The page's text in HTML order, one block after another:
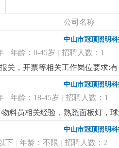
公司名称
中山市冠顶照明
| 年龄：0-45岁 | 招聘人数：1
关，开票等相关工作岗位要求:
中山市冠顶照明
| 年龄：18-45岁 | 招聘人数：1
料员相关经验，熟悉面板灯，
中山市冠顶照明
下 | 年龄：不限 | 招聘人数：2